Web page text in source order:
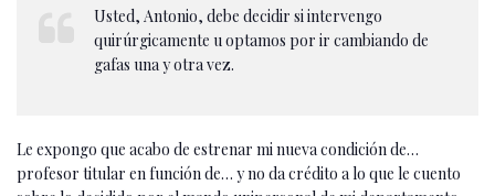
Usted, Antonio, debe decidir si intervengo
quirúrgicamente u optamos por ir cambiando de
gafas una y otra vez.
Le expongo que acabo de estrenar mi nueva condición de…
profesor titular en función de… y no da crédito a lo que le cuento